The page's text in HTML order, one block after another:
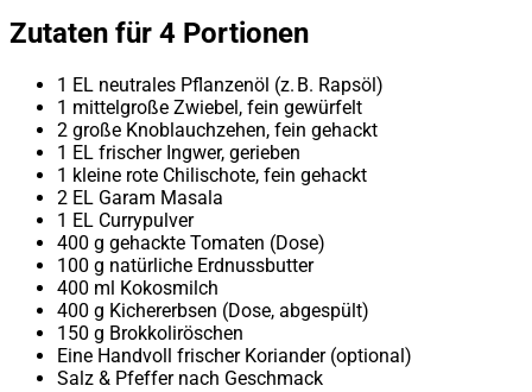
Zutaten für 4 Portionen
1 EL neutrales Pflanzenöl (z. B. Rapsöl)
1 mittelgroße Zwiebel, fein gewürfelt
2 große Knoblauchzehen, fein gehackt
1 EL frischer Ingwer, gerieben
1 kleine rote Chilischote, fein gehackt
2 EL Garam Masala
1 EL Currypulver
400 g gehackte Tomaten (Dose)
100 g natürliche Erdnussbutter
400 ml Kokosmilch
400 g Kichererbsen (Dose, abgespült)
150 g Brokkoliröschen
Eine Handvoll frischer Koriander (optional)
Salz & Pfeffer nach Geschmack